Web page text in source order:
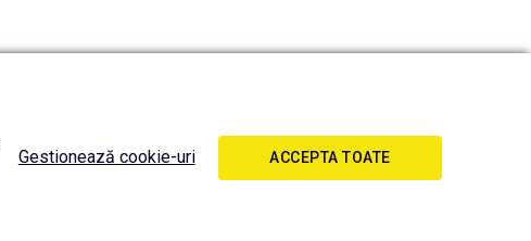
Gestionează cookie-uri ACCEPTA TOATE